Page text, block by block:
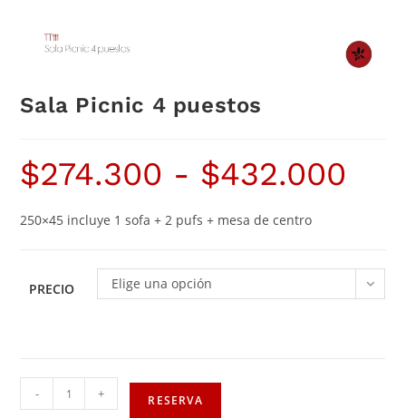
Sala Picnic 4 puestos
$274.300 - $432.000
250×45 incluye 1 sofa + 2 pufs + mesa de centro
PRECIO Elige una opción
- + RESERVA